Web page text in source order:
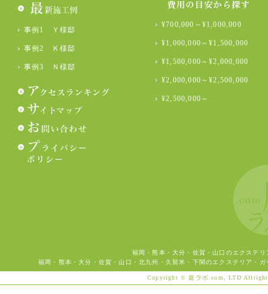
事例1 Ｙ様邸
事例2 Ｋ様邸
事例3 Ｎ様邸
¥700,000～¥1,000,000
¥1,000,000～¥1,500,000
¥1,500,000～¥2,000,000
¥2,000,000～¥2,500,000
¥2,500,000～
福岡・熊本・大分・佐賀・山口のエクステ
福岡・熊本・大分・佐賀・山口・北九州・久留米・下関のエクステリア・
Copyright © 庭ラボ.com, LTD